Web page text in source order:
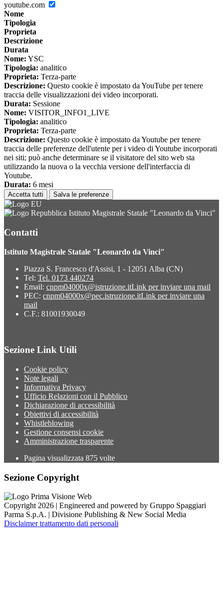
youtube.com
Nome
Tipologia
Proprieta
Descrizione
Durata
Nome: YSC
Tipologia: analitico
Proprieta: Terza-parte
Descrizione: Questo cookie è impostato da YouTube per tenere
traccia delle visualizzazioni dei video incorporati.
Durata: Sessione
Nome: VISITOR_INFO1_LIVE
Tipologia: analitico
Proprieta: Terza-parte
Descrizione: Questo cookie è impostato da Youtube per tenere
traccia delle preferenze dell'utente per i video di Youtube incorporati
nei siti; può anche determinare se il visitatore del sito web sta
utilizzando la nuova o la vecchia versione dell'interfaccia di
Youtube.
Durata: 6 mesi
Accetta tutti Salva le preferenze
Istituto Magistrale Statale "Leonardo da Vinci"
Contatti
Istituto Magistrale Statale "Leonardo da Vinci"
Piazza S. Francesco d'Assisi, 1 - 12051 Alba (CN)
Tel: Tel. 0173 440274
Email: cnpm04000x@istruzione.itLink per inviare una mail
PEC: cnpm04000x@pec.istruzione.itLink per inviare una
mail
C.F.: 81001930049
Sezione Link Utili
Cookie policy
Note legali
Informativa Privacy
Ufficio Relazioni con il Pubblico
Dichiarazione di accessibilità
Obiettivi di accessibilità
Whistleblowing
Gestione consensi cookie
Amministrazione trasparente
Pagina visualizzata 875 volte
Sezione Copyright
Copyright 2026 | Engineered and powered by Gruppo Spaggiari
Parma S.p.A. | Divisione Publishing & New Social Media
Disclaimer trattamento dati personali